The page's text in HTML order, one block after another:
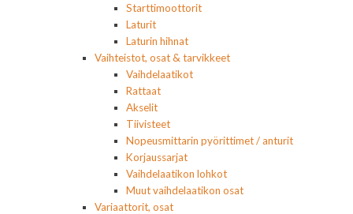
Starttimoottorit
Laturit
Laturin hihnat
Vaihteistot, osat & tarvikkeet
Vaihdelaatikot
Rattaat
Akselit
Tiivisteet
Nopeusmittarin pyörittimet / anturit
Korjaussarjat
Vaihdelaatikon lohkot
Muut vaihdelaatikon osat
Variaattorit, osat